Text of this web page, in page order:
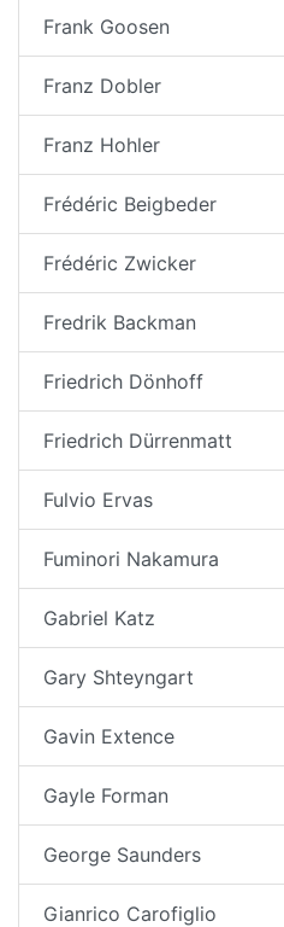
Frank Goosen
Franz Dobler
Franz Hohler
Frédéric Beigbeder
Frédéric Zwicker
Fredrik Backman
Friedrich Dönhoff
Friedrich Dürrenmatt
Fulvio Ervas
Fuminori Nakamura
Gabriel Katz
Gary Shteyngart
Gavin Extence
Gayle Forman
George Saunders
Gianrico Carofiglio